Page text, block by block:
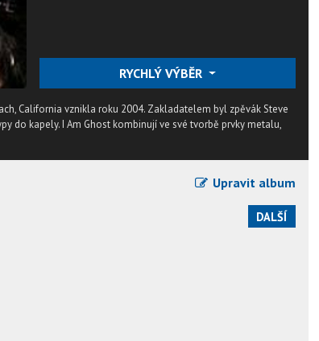
RYCHLÝ VÝBĚR
California vznikla roku 2004. Zakladatelem byl zpěvák Steve
do kapely. I Am Ghost kombinují ve své tvorbě prvky metalu,
Upravit album
DALŠÍ